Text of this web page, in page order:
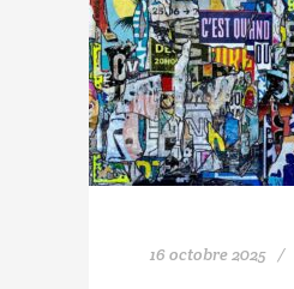
16 octobre 2025